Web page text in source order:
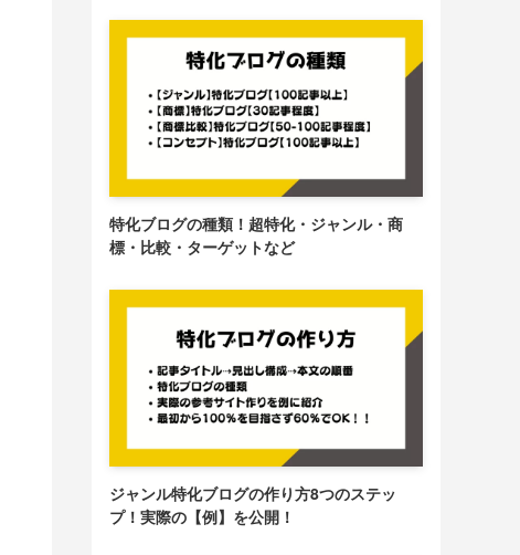
特化ブログの種類！超特化・ジャンル・商
標・比較・ターゲットなど
ジャンル特化ブログの作り方8つのステッ
プ！実際の【例】を公開！